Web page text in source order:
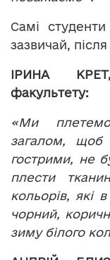
Самі студенти
зазвичай,
ІРИНА
факультету:
«Ми
загалом,
гострими, не
плести
кольорів, які
чорний,
зиму білого